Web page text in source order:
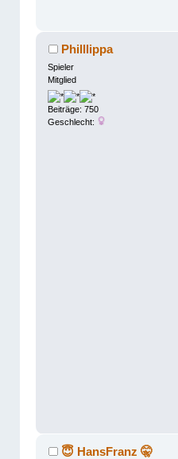
Philllippa
Spieler
Mitglied
Beiträge: 750
Geschlecht:
😇 HansFranz 🤫